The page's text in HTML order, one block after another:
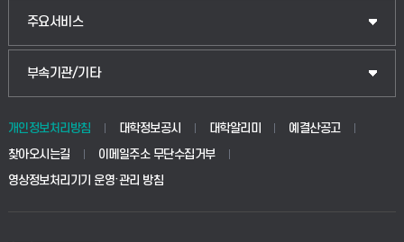
생명공학부
산업대학원
공공정책대학원
교육대학원
주요서비스
입학안내
웹메일
학사시스템(전문학사 및 전공심화)
부속기관/기타
중앙도서관
학생생활관(안성)
개인정보처리방침 대학정보공시 대학알리미
예결산공고
찾아오시는길
이메일주소 무단수집거부
영상정보처리기기 운영·관리 방침